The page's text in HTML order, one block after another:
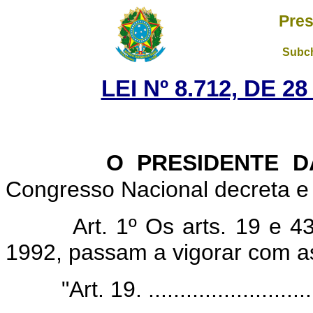
LEI Nº 8.712, DE
O PRESIDENTE
Congresso Nacional decreta
Art. 1º Os arts. 19 e
1992, passam a vigorar com
"Art. 19.